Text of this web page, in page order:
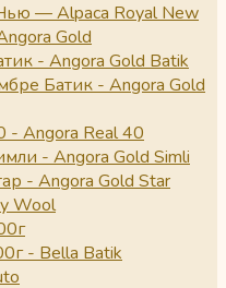
— Alpaca Royal New
Gold
- Angora Gold Batik
Батик - Angora Gold
- Angora Real 40
- Angora Gold Simli
- Angora Gold Star
Wool
- Bella Batik